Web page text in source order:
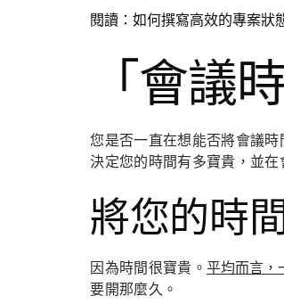
閱讀：如何撰寫高效的專案狀
「會議
您是否一直在想能否將會議
決定您的時間有多寶貴，並
將您的時
因為時間很寶貴。 平均而言，
要開那麼久。